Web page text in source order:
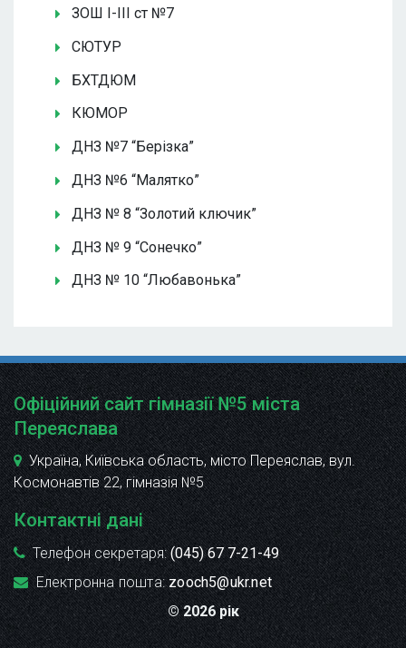
ЗОШ І-ІІІ ст №7
СЮТУР
БХТДЮМ
КЮМОР
ДНЗ №7 “Берізка”
ДНЗ №6 “Малятко”
ДНЗ № 8 “Золотий ключик”
ДНЗ № 9 “Сонечко”
ДНЗ № 10 “Любавонька”
Офіційний сайт гімназії №5 міста
Переяслава
Україна, Київська область, місто Переяслав, вул.
Космонавтів 22, гімназія №5
Контактні дані
Телефон секретаря:(045) 67 7-21-49
Електронна пошта:zooch5@ukr.net
© 2026 рік